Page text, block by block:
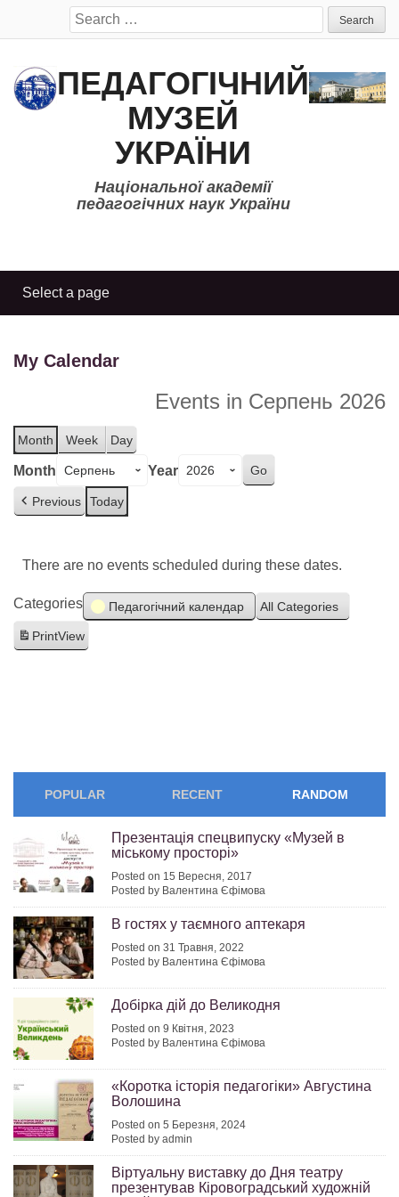
Search
for:
ПЕДАГОГІЧНИЙ
МУЗЕЙ
УКРАЇНИ
Національної академії
педагогічних наук України
My Calendar
Events in Серпень 2026
Month Week Day
Month Year
Previous Today
There are no events scheduled during these dates.
Categories Педагогічний календар All Categories
PrintView
POPULAR RECENT RANDOM
Презентація спецвипуску «Музей в
міському просторі»
Posted on 15 Вересня, 2017
Posted by Валентина Єфімова
В гостях у таємного аптекаря
Posted on 31 Травня, 2022
Posted by Валентина Єфімова
Добірка дій до Великодня
Posted on 9 Квітня, 2023
Posted by Валентина Єфімова
«Коротка історія педагогіки» Августина
Волошина
Posted on 5 Березня, 2024
Posted by admin
Віртуальну виставку до Дня театру
презентував Кіровоградський художній